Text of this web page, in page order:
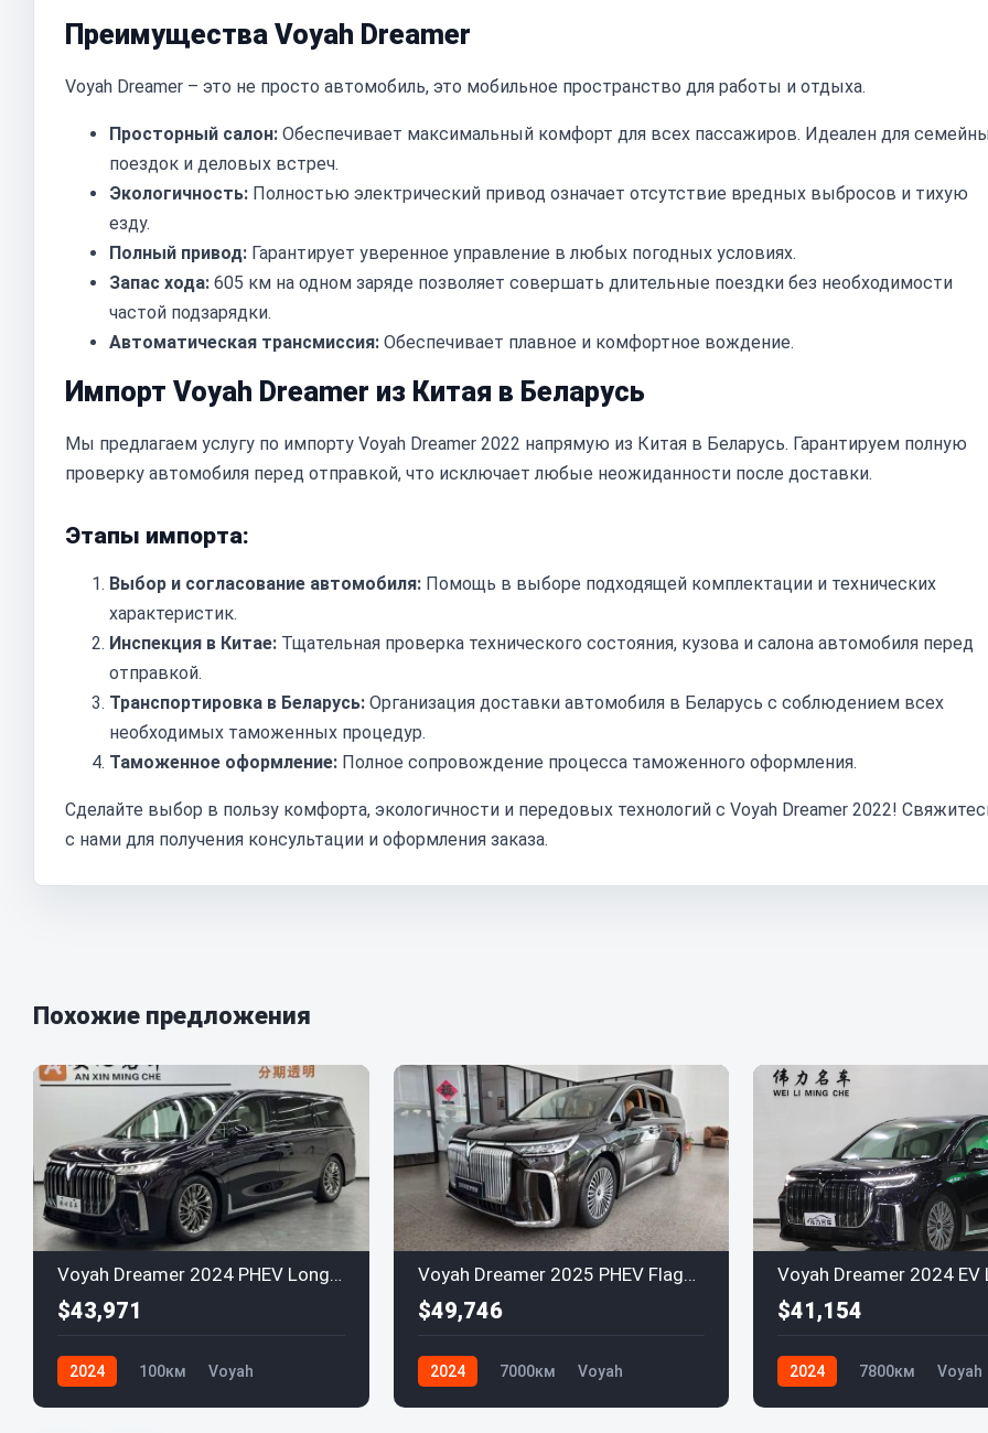
Преимущества Voyah Dreamer
Voyah Dreamer – это не просто автомобиль, это мобильное пространство для работы и отдыха.
Просторный салон: Обеспечивает максимальный комфорт для всех пассажиров. Идеален для
поездок и деловых встреч.
Экологичность: Полностью электрический привод означает отсутствие вредных выбросов и тихую
езду.
Полный привод: Гарантирует уверенное управление в любых погодных условиях.
Запас хода: 605 км на одном заряде позволяет совершать длительные поездки без необходимости
частой подзарядки.
Автоматическая трансмиссия: Обеспечивает плавное и комфортное вождение.
Импорт Voyah Dreamer из Китая в Беларусь
Мы предлагаем услугу по импорту Voyah Dreamer 2022 напрямую из Китая в Беларусь. Гарантируем полную
проверку автомобиля перед отправкой, что исключает любые неожиданности после доставки.
Этапы импорта:
Выбор и согласование автомобиля: Помощь в выборе подходящей комплектации и технических
характеристик.
Инспекция в Китае: Тщательная проверка технического состояния, кузова и салона автомобиля перед
отправкой.
Транспортировка в Беларусь: Организация доставки автомобиля в Беларусь с соблюдением всех
необходимых таможенных процедур.
Таможенное оформление: Полное сопровождение процесса таможенного оформления.
Сделайте выбор в пользу комфорта, экологичности и передовых технологий с Voyah Dreamer 2022!
с нами для получения консультации и оформления заказа.
Похожие предложения
Voyah Dreamer 2024 PHEV Long Range Flagship Edition
$43,971
2024 100км Voyah
Voyah Dreamer 2025 PHEV Flagship Kunpeng Edition
$49,746
2024 7000км Voyah
$41,154
2024 7800км Voyah